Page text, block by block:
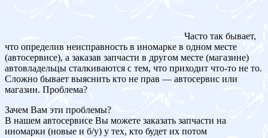
Часто так бывает,
что определив неисправность в иномарке в одном месте
(автосервисе), а заказав запчасти в другом месте (магазине)
автовладельцы сталкиваются с тем, что приходит что-то не то.
Сложно бывает выяснить кто не прав — автосервис или
магазин. Проблема?
Зачем Вам эти проблемы?
В нашем автосервисе Вы можете заказать запчасти на
иномарки (новые и б/у) у тех, кто будет их потом